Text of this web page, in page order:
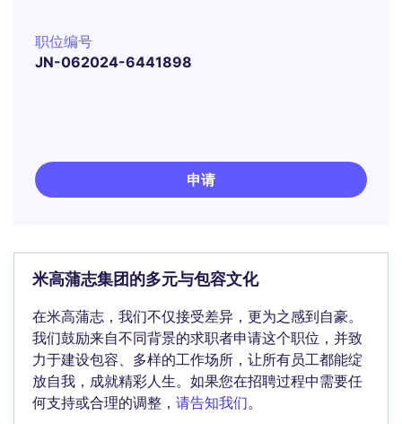
职位编号
JN-062024-6441898
申请
米高蒲志集团的多元与包容文化
在米高蒲志，我们不仅接受差异，更为之感到自豪。
我们鼓励来自不同背景的求职者申请这个职位，并致
力于建设包容、多样的工作场所，让所有员工都能绽
放自我，成就精彩人生。如果您在招聘过程中需要任
何支持或合理的调整， 请告知我们。